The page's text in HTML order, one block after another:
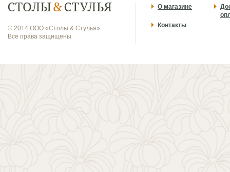
© 2014 ООО «Столы & Стулья»
Все права защищены
О магазине
Контакты